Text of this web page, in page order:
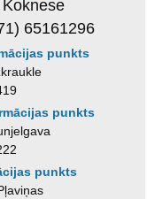
65161296
punkts
punkts
punkts